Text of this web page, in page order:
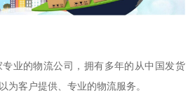
业的物流公司，拥有多年的从中国发货
为客户提供、专业的物流服务。